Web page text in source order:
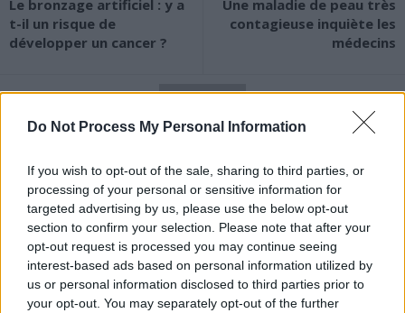
Do Not Process My Personal Information
If you wish to opt-out of the sale, sharing to third parties, or
processing of your personal or sensitive information for
targeted advertising by us, please use the below opt-out
section to confirm your selection. Please note that after your
opt-out request is processed you may continue seeing
interest-based ads based on personal information utilized by
us or personal information disclosed to third parties prior to
your opt-out. You may separately opt-out of the further
Le bronzage artificiel : y a
t-il un risque de
développer un cancer ?
Une maladie de peau très
contagieuse inquiète les
médecins
News Santé
https://news-sante.fr
ARTICLES CONNEXES PLUS DE L'AUTEUR